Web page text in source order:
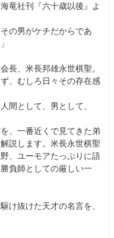
竜社刊『六十歳以後』よ
の男がケチだからであ
長、米長邦雄永世棋聖。
、むしろ日々その存在感
間として、男として、
、一番近くで見てきた弟
説します。米長永世棋聖
、ユーモアたっぷりに語
負師としての厳しい一
け抜けた天才の名言を、